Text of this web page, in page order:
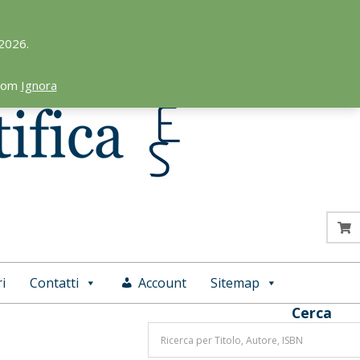
Ignora
Contatti Account Sitemap
Cerca